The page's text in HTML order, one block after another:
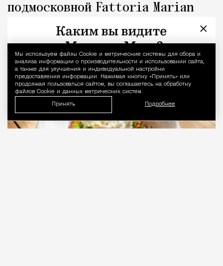
Уведомление
Мы используем файлы Сookie и метрические системы для сбора и
анализа информации о производительности и использовании сайта,
а также для улучшения и индивидуальной настройки
предоставления информации. Нажимая кнопку «Принять» или
продолжая пользоваться сайтом, вы соглашаетесь на обработку
файлов Cookie и данных метрических систем.
Принять Подробнее
подмосковной Fattoria Marian
открыли кафе у «Аминьевской», и
это аморе
Рестораны и бары Светлана Кесоян
×